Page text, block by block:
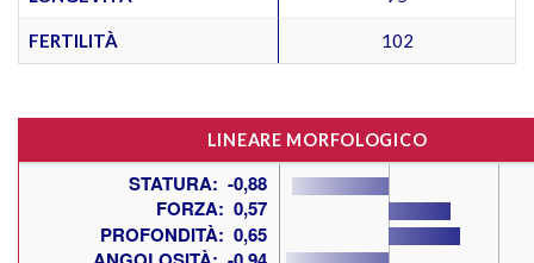
FERTILITÀ 102
LINEARE MORFOLOGICO